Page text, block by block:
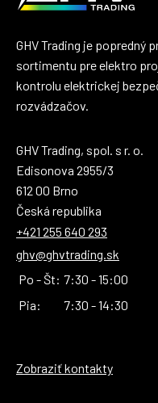
GHV Trading je popredný
sortimentu pre elektro
kontrolu elektrickej
rozvádzačov.
GHV Trading, spol. s r. o.
Edisonova 2955/3
612 00 Brno
Česká republika
+421 255 640 293
ghv@ghvtrading.sk
Po - Št: 7:30 - 15:00
Pia:
7:30 - 14:30
Zobraziť kontakty